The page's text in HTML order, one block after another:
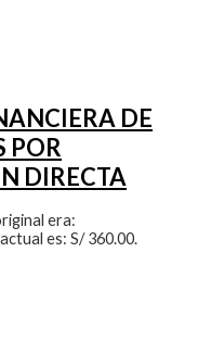
DE
POR
DIRECTA
era:
es: S/ 360.00.